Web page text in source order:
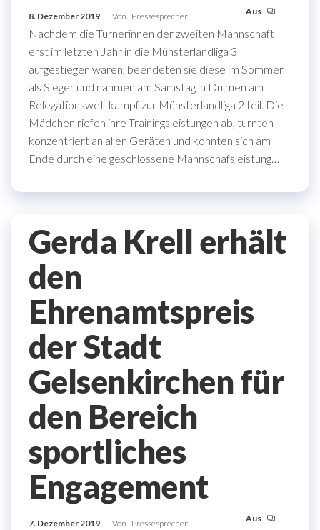
8. Dezember 2019 Von Pressesprecher Aus
Nachdem die Turnerinnen der zweiten Mannschaft
erst im letzten Jahr in die Münsterlandliga 3
aufgestiegen waren, beendeten sie diese im Sommer
als Sieger und nahmen am Samstag in Dülmen am
Relegationswettkampf zur Münsterlandliga 2 teil. Die
Mädchen riefen ihre Trainingsleistungen ab, turnten
konzentriert an allen Geräten und konnten sich am
Ende durch eine geschlossene Mannschafsleistung…
Gerda Krell erhält
den
Ehrenamtspreis
der Stadt
Gelsenkirchen für
den Bereich
sportliches
Engagement
7. Dezember 2019 Von Pressesprecher Aus